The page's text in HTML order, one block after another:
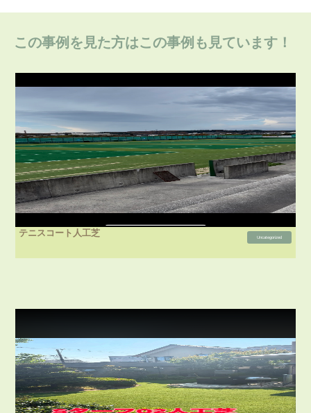
この事例を見た方はこの事例も見ています！
テニスコート人工芝 Uncategorized